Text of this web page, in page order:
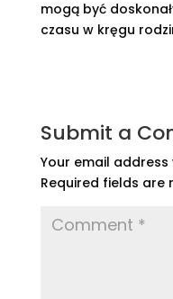
mogą być
czasu w kręgu
Submit a
Your email
Required fields are